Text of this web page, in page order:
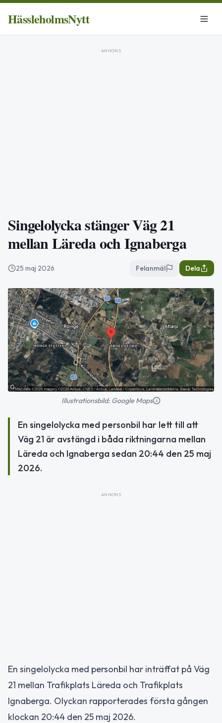
HässleholmsNytt
ANNONS
Singelolycka stänger Väg 21
mellan Läreda och Ignaberga
25 maj 2026 Felanmäl Dela
Illustrationsbild: Google Maps
En singelolycka med personbil har lett till att
Väg 21 är avstängd i båda riktningarna mellan
Läreda och Ignaberga sedan 20:44 den 25 maj
2026.
ANNONS
En singelolycka med personbil har inträffat på Väg
21 mellan Trafikplats Läreda och Trafikplats
Ignaberga. Olyckan rapporterades första gången
klockan 20:44 den 25 maj 2026.